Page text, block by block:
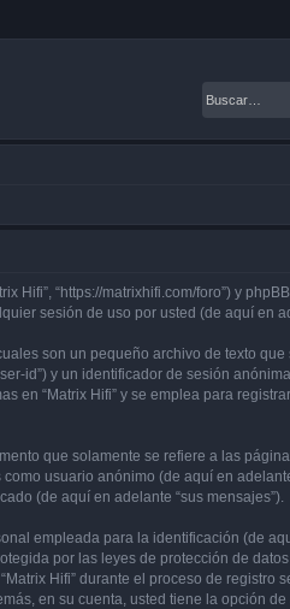
Hifi”, “https://matrixhifi.com/foro”) y
sesión de uso por usted (de aquí en
son un pequeño archivo de texto
id”) y un identificador de sesión
en “Matrix Hifi” y se emplea para
que solamente se refiere a las
usuario anónimo (de aquí en
(de aquí en adelante “sus mensajes”).
empleada para la identificación (de
por las leyes de protección de
Hifi” durante el proceso de registro
en su cuenta, usted tiene la opción